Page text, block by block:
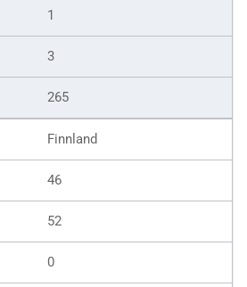
1
3
265
Finnland
46
52
0